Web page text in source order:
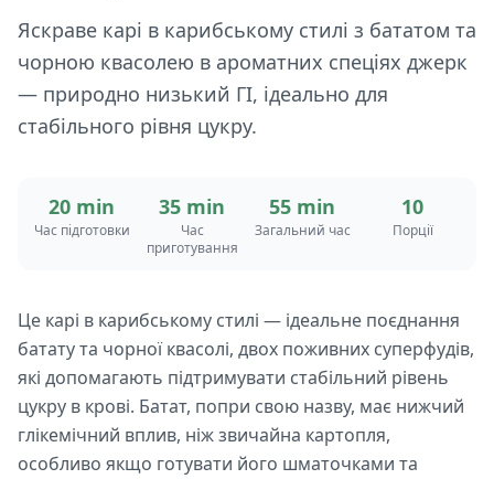
Яскраве карі в карибському стилі з бататом та
чорною квасолею в ароматних спеціях джерк
— природно низький ГІ, ідеально для
стабільного рівня цукру.
20 min
Час підготовки
35 min
Час
приготування
55 min
Загальний час
10
Порції
Це карі в карибському стилі — ідеальне поєднання
батату та чорної квасолі, двох поживних суперфудів,
які допомагають підтримувати стабільний рівень
цукру в крові. Батат, попри свою назву, має нижчий
глікемічний вплив, ніж звичайна картопля,
особливо якщо готувати його шматочками та